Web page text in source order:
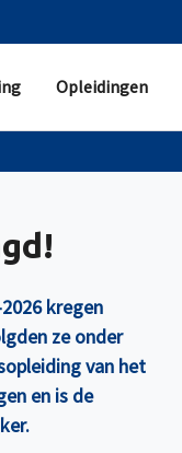
Opleidingen
kregen
ze onder
van het
en is de